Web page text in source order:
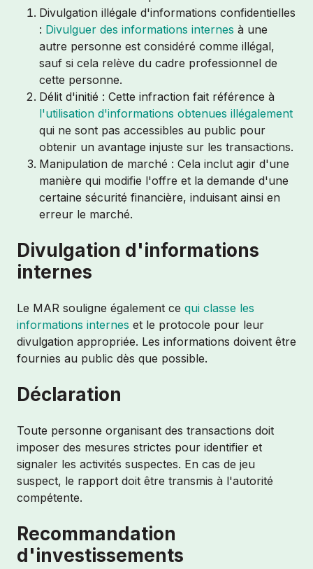
Divulgation illégale d'informations confidentielles
: Divulguer des informations internes à une
autre personne est considéré comme illégal,
sauf si cela relève du cadre professionnel de
cette personne.
Délit d'initié : Cette infraction fait référence à
l'utilisation d'informations obtenues illégalement
qui ne sont pas accessibles au public pour
obtenir un avantage injuste sur les transactions.
Manipulation de marché : Cela inclut agir d'une
manière qui modifie l'offre et la demande d'une
certaine sécurité financière, induisant ainsi en
erreur le marché.
Divulgation d'informations
internes
Le MAR souligne également ce qui classe les
informations internes et le protocole pour leur
divulgation appropriée. Les informations doivent être
fournies au public dès que possible.
Déclaration
Toute personne organisant des transactions doit
imposer des mesures strictes pour identifier et
signaler les activités suspectes. En cas de jeu
suspect, le rapport doit être transmis à l'autorité
compétente.
Recommandation
d'investissements